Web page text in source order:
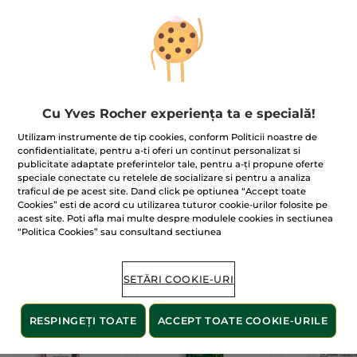
Ups!
Pagina nu poate fi afișată.
Se pare că această paginănu mai existăsau că
linkul este incorect.
Cu Yves Rocher experiența ta e specială!
Utilizam instrumente de tip cookies, conform Politicii noastre de
confidentialitate, pentru a-ti oferi un continut personalizat si
publicitate adaptate preferintelor tale, pentru a-ți propune oferte
speciale conectate cu retelele de socializare si pentru a analiza
traficul de pe acest site. Dand click pe optiunea “Accept toate
Cookies” esti de acord cu utilizarea tuturor cookie-urilor folosite pe
acest site. Poti afla mai multe despre modulele cookies in sectiunea
“Politica Cookies” sau consultand sectiunea
SETĂRI COOKIE-URI
RESPINGEȚI TOATE ACCEPT TOATE COOKIE-URILE